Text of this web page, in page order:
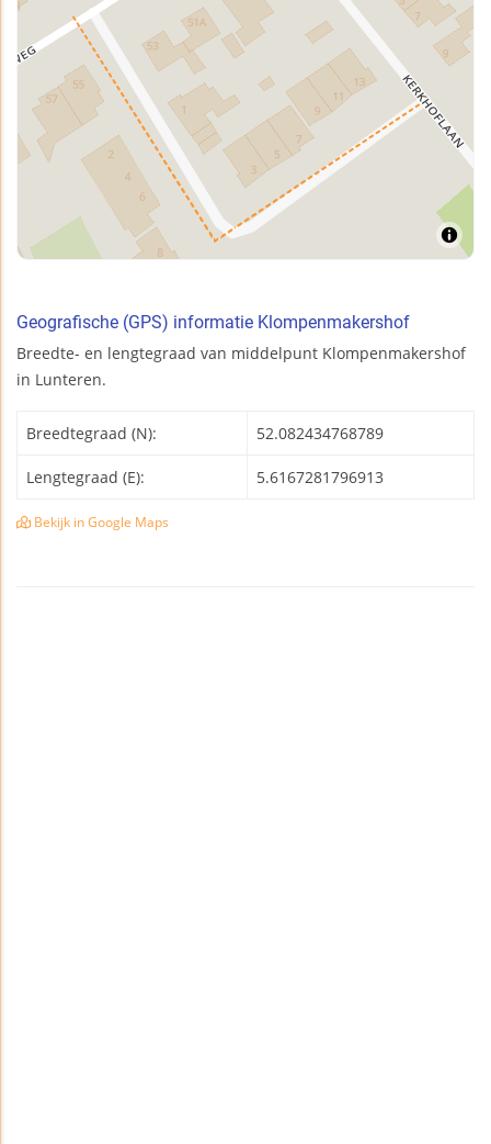
Geografische (GPS) informatie Klompenmakershof
Breedte- en lengtegraad van middelpunt Klompenmakershof
in Lunteren.
Breedtegraad (N): 52.082434768789
Lengtegraad (E): 5.6167281796913
Bekijk in Google Maps